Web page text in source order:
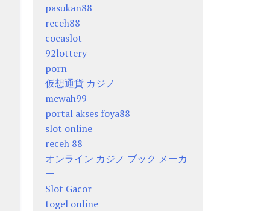
pasukan88
receh88
cocaslot
92lottery
porn
仮想通貨 カジノ
mewah99
portal akses foya88
slot online
receh 88
オンライン カジノ ブック メーカ
ー
Slot Gacor
togel online